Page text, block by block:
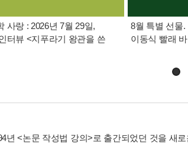
사랑 : 2026년 7월 29일,
터뷰 <지푸라기 왕관을 쓴
8월 특별 선물.
이동식 빨래
년 <논문 작성법 강의>로 출간되었던 것을 새